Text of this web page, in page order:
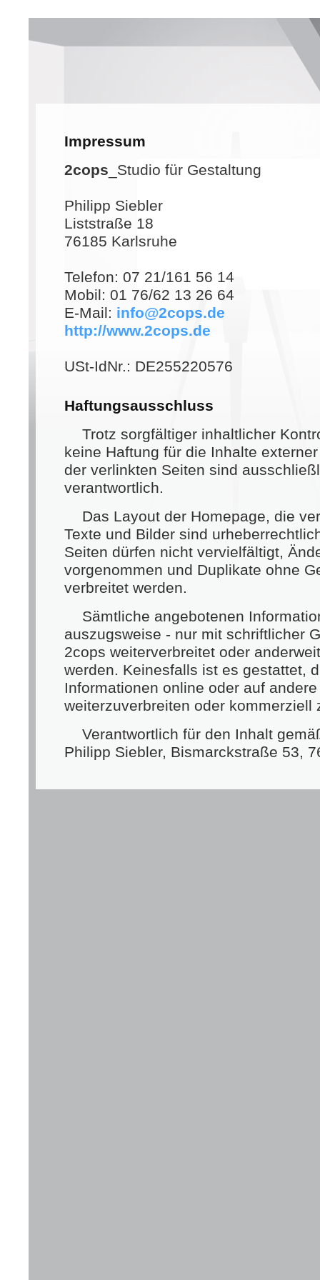
Impressum
2cops _Studio für Gestaltung
Philipp Siebler
Liststraße 18
76185 Karlsruhe
Telefon: 07 21/161 56 14
Mobil: 01 76/62 13 26 64
E-Mail: info@2cops.de
http://www.2cops.de
USt-IdNr.: DE255220576
Haftungsausschluss
Trotz sorgfältiger inhaltlicher
keine Haftung für die Inhalte
der verlinkten Seiten sind
verantwortlich.
Das Layout der Homepage, die
Texte und Bilder sind
Seiten dürfen nicht vervielfältigt,
vorgenommen und Duplikate ohne
verbreitet werden.
Sämtliche angebotenen
auszugsweise - nur mit schriftlicher
2cops weiterverbreitet oder
werden. Keinesfalls ist es gestattet,
Informationen online oder auf
weiterzuverbreiten oder kommerziell
Verantwortlich für den Inhalt
Philipp Siebler, Bismarckstraße 53,